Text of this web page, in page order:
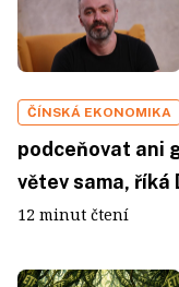
ČÍNSKÁ EKONOMIKA
podceňovat ani
větev sama, říká
12 minut čtení